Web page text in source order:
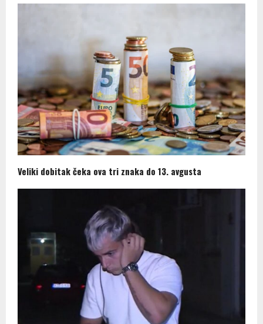
Veliki dobitak čeka ova tri znaka do 13. avgusta